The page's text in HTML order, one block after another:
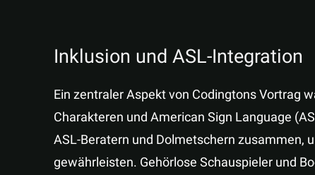
Inklusion und ASL-Integration
Ein zentraler Aspekt von Codingtons Vortrag
Charakteren und American Sign Language
ASL-Beratern und Dolmetschern zusammen,
gewährleisten. Gehörlose Schauspieler und